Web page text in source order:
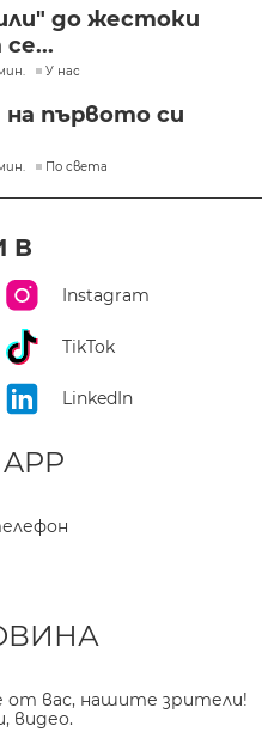
до жестоки
У нас
на първото си
По света
В
Instagram
TikTok
LinkedIn
от вас, нашите зрители!
видео.